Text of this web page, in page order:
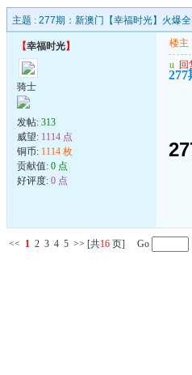
主题 : 277期：新澳门【幸福时光】火爆
【幸福时光】
骑士
发帖: 313
威望: 1114 点
铜币: 1114 枚
贡献值: 0 点
好评度: 0 点
楼主
u 回
<< 1 2 3 4 5 >> [共16 页] Go